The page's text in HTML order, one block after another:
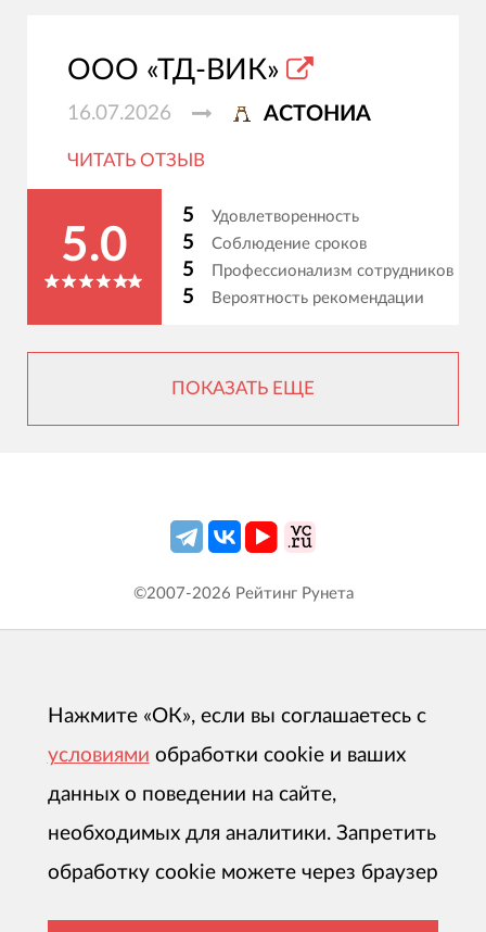
ООО «ТД-ВИК»
16.07.2026 АСТОНИА
ЧИТАТЬ ОТЗЫВ
5.0
5 Удовлетворенность
5 Соблюдение сроков
5 Профессионализм сотрудников
5 Вероятность рекомендации
ПОКАЗАТЬ ЕЩЕ
©2007-2026 Рейтинг Рунета
Нажмите «ОК», если вы соглашаетесь с
условиями обработки cookie и ваших
данных о поведении на сайте,
необходимых для аналитики. Запретить
обработку cookie можете через браузер